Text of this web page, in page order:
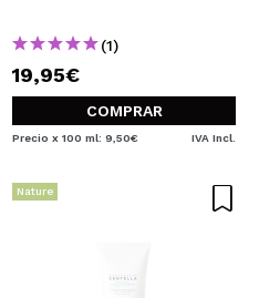
(1)
19,95€
COMPRAR
Precio x 100 ml: 9,50€ IVA Incl.
Nature